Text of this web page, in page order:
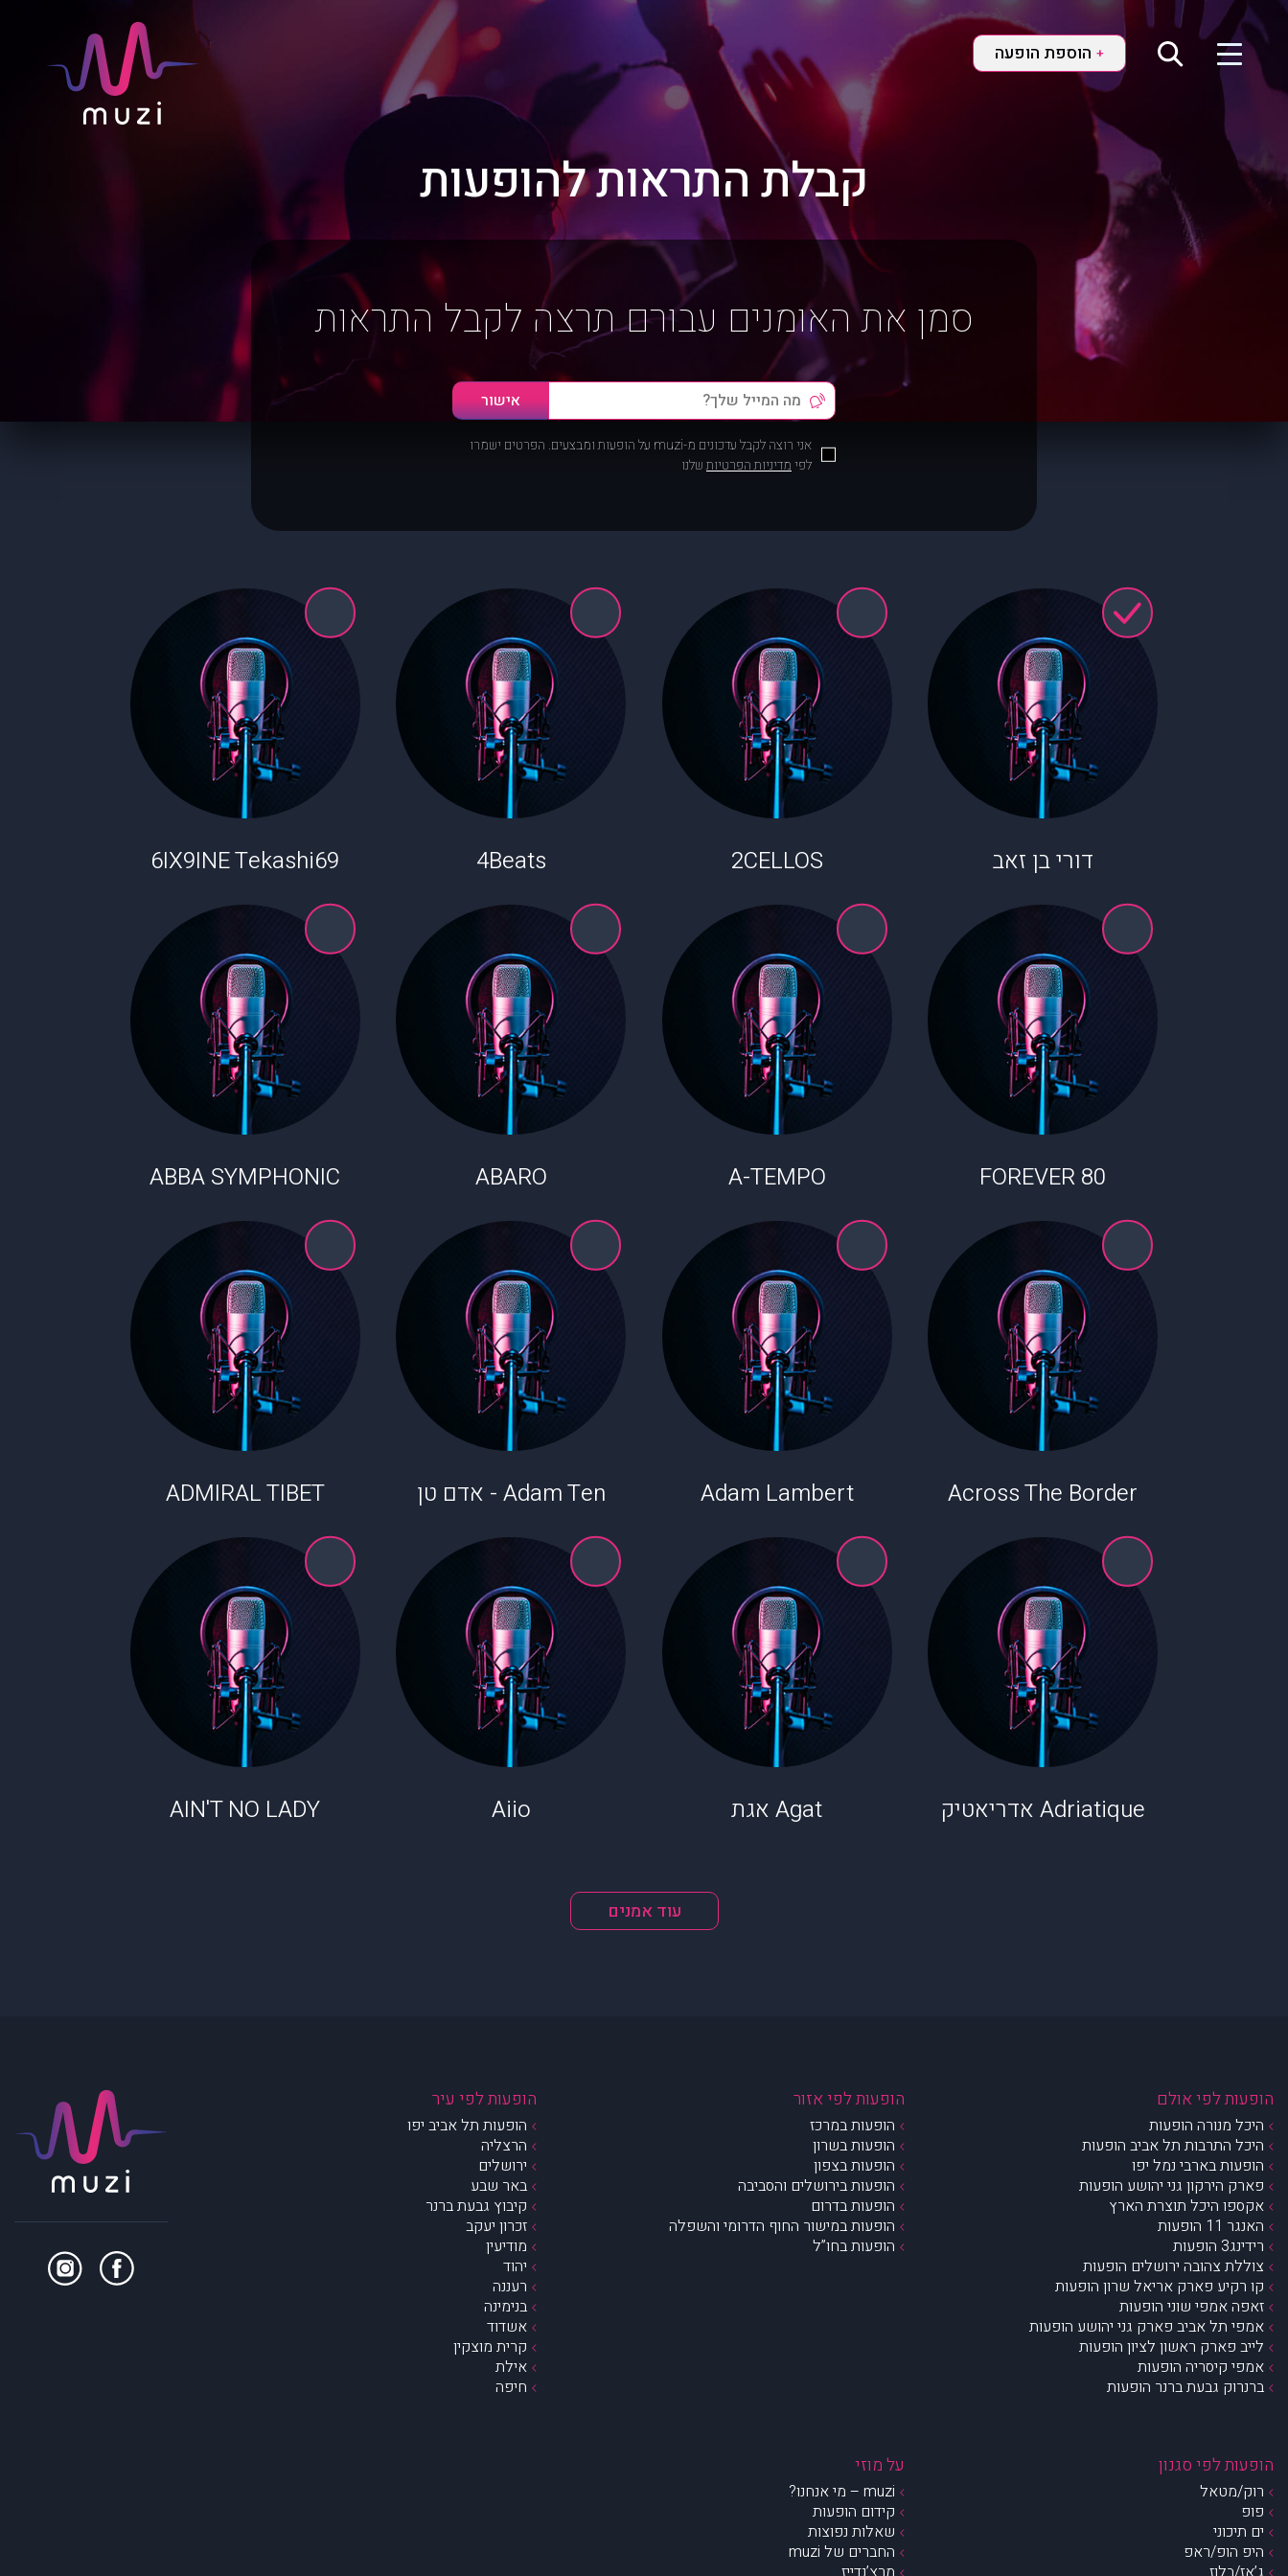
+ הוספת הופעה
קבלת התראות להופעות
סמן את האומנים עבורם תרצה לקבל התראות
אני רוצה לקבל עדכונים מ-muzi על הופעות ומבצעים. הפרטים ישמרו
לפימדיניות הפרטיותשלנו
דורי בן זאב 2CELLOS
4Beats
6IX9INE Tekashi69
80 FOREVER
A-TEMPO
ABARO
ABBA SYMPHONIC
Across The Border
Adam Lambert Adam Ten - אדם טן ADMIRAL TIBET
Adriatique אדריאטיק Agat אגת Aiio
AIN'T NO LADY
עוד אמנים
הופעות לפי אולם
היכל מנורה הופעות
היכל התרבות תל אביב הופעות
הופעות בארבי נמל יפו
פארק הירקון גני יהושע הופעות
אקספו היכל תוצרת הארץ
האנגר 11 הופעות
רידינג3 הופעות
צוללת צהובה ירושלים הופעות
קו רקיע פארק אריאל שרון הופעות
זאפה אמפי שוני הופעות
אמפי תל אביב פארק גני יהושע הופעות
לייב פארק ראשון לציון הופעות
אמפי קיסריה הופעות
ברנרוק גבעת ברנר הופעות
הופעות לפי אזור
הופעות במרכז
הופעות בשרון
הופעות בצפון
הופעות בירושלים והסביבה
הופעות בדרום
הופעות במישור החוף הדרומי והשפלה
הופעות בחו”ל
הופעות לפי עיר
הופעות תל אביב יפו
הרצליה
ירושלים
באר שבע
קיבוץ גבעת ברנר
זכרון יעקב
מודיעין
יהוד
רעננה
בנימינה
אשדוד
קרית מוצקין
אילת
חיפה
הופעות לפי סגנון
רוק/מטאל
פופ
ים תיכוני
היפ הופ/ראפ
על מוזי
muzi – מי אנחנו?
קידום הופעות
שאלות נפוצות
החברים של muzi